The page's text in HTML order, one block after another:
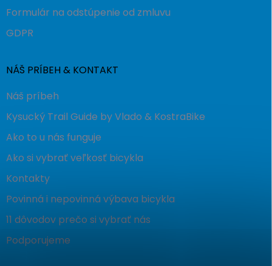
Formulár na odstúpenie od zmluvu
GDPR
NÁŠ PRÍBEH & KONTAKT
Náš príbeh
Kysucký Trail Guide by Vlado & KostraBike
Ako to u nás funguje
Ako si vybrať veľkosť bicykla
Kontakty
Povinná i nepovinná výbava bicykla
11 dôvodov prečo si vybrať nás
Podporujeme